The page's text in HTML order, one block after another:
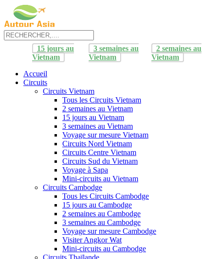
15 jours au
Vietnam
3 semaines au
Vietnam
2 semaines au
Vietnam
Accueil
Circuits
Circuits Vietnam
Tous les Circuits Vietnam
2 semaines au Vietnam
15 jours au Vietnam
3 semaines au Vietnam
Voyage sur mesure Vietnam
Circuits Nord Vietnam
Circuits Centre Vietnam
Circuits Sud du Vietnam
Voyage à Sapa
Mini-circuits au Vietnam
Circuits Cambodge
Tous les Circuits Cambodge
15 jours au Cambodge
2 semaines au Cambodge
3 semaines au Cambodge
Voyage sur mesure Cambodge
Visiter Angkor Wat
Mini-circuits au Cambodge
Circuits Thaïlande